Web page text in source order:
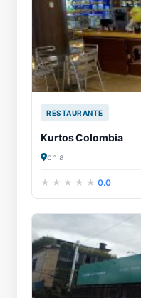
RESTAURANTE
Kurtos Colombia
chia
0.0